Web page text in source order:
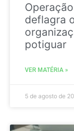
deflagra
potiguar
VER MATÉRIA »
5 de agosto de